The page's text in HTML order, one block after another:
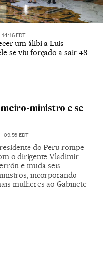
14:16 EDT
um álibi a Luis
se viu forçado a sair 48
ministro e se
- 09:53 EDT
do Peru rompe
o dirigente Vladimir
e muda seis
incorporando
mulheres ao Gabinete